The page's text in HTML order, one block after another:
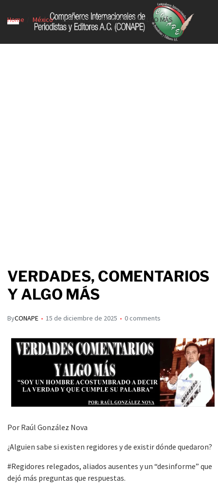
Home México VERDADES, COMENTARIOS Y ALGO MÁS
VERDADES, COMENTARIOS
Y ALGO MÁS
ByCONAPE 15 de diciembre de 2025 0 comments
Por Raúl González Nova
¿Alguien sabe si existen regidores y de existir dónde quedaron?
#Regidores relegados, aliados ausentes y un “desinforme” que
dejó más preguntas que respuestas.